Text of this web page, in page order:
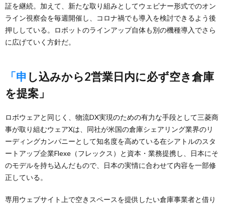
証を継続。加えて、新たな取り組みとしてウェビナー形式でのオン
ライン視察会を毎週開催し、コロナ禍でも導入を検討できるよう後
押ししている。ロボットのラインアップ自体も別の機種導入でさら
に広げていく方針だ。
「申し込みから2営業日内に必ず空き倉庫
を提案」
ロボウェアと同じく、物流DX実現のための有力な手段として三菱商
事が取り組むウェアXは、同社が米国の倉庫シェアリング業界のリ
ーディングカンパニーとして知名度を高めている在シアトルのスタ
ートアップ企業Flexe（フレックス）と資本・業務提携し、日本にそ
のモデルを持ち込んだもので、日本の実情に合わせて内容を一部修
正している。
専用ウェブサイト上で空きスペースを提供したい倉庫事業者と借り